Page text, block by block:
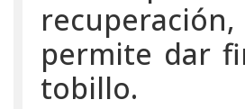
permite dar
tobillo.